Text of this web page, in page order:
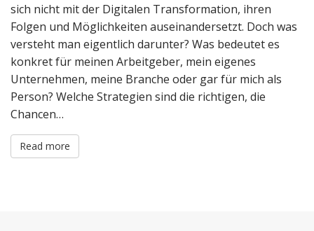
sich nicht mit der Digitalen Transformation, ihren
Folgen und Möglichkeiten auseinandersetzt. Doch was
versteht man eigentlich darunter? Was bedeutet es
konkret für meinen Arbeitgeber, mein eigenes
Unternehmen, meine Branche oder gar für mich als
Person? Welche Strategien sind die richtigen, die
Chancen…
Read more